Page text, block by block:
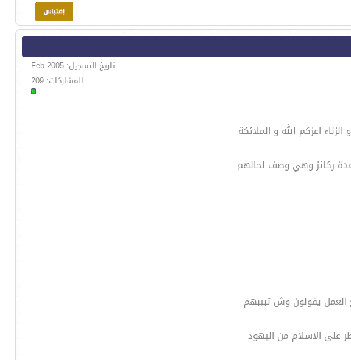
تاريخ التسجيل: Feb 2005
المشاركات: 209
اعزكم الله و الملائكة
ركائز وهي وصف لحالهم
العمل يقولون وش تبيبهم
على الاسلام من اليهود